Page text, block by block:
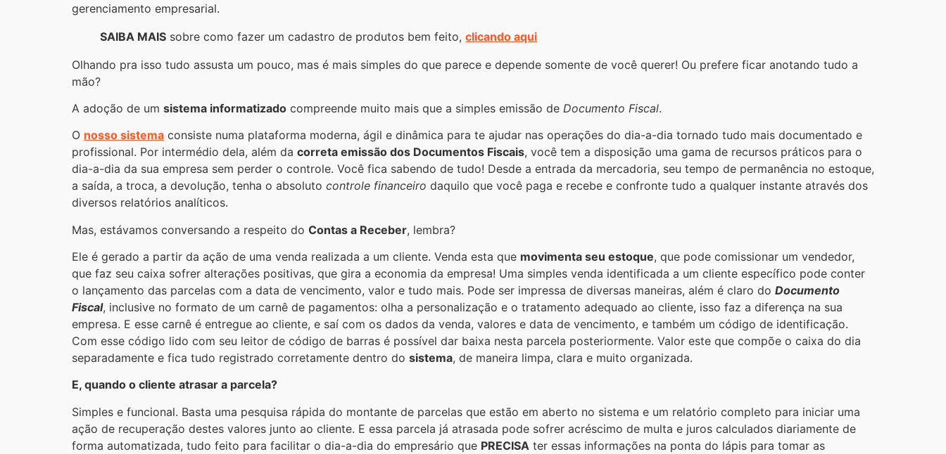
gerenciamento empresarial.
SAIBA MAIS sobre como fazer um cadastro de produtos bem feito, clicando aqui
Olhando pra isso tudo assusta um pouco, mas é mais simples do que parece e depende somente de você querer! Ou prefere ficar anotando tudo a
mão?
A adoção de um sistema informatizado compreende muito mais que a simples emissão de Documento Fiscal.
O nosso sistema consiste numa plataforma moderna, ágil e dinâmica para te ajudar nas operações do dia-a-dia tornado tudo mais documentado e
profissional. Por intermédio dela, além da correta emissão dos Documentos Fiscais, você tem a disposição uma gama de recursos práticos para o
dia-a-dia da sua empresa sem perder o controle. Você fica sabendo de tudo! Desde a entrada da mercadoria, seu tempo de permanência no estoque,
a saída, a troca, a devolução, tenha o absoluto controle financeiro daquilo que você paga e recebe e confronte tudo a qualquer instante através dos
diversos relatórios analíticos.
Mas, estávamos conversando a respeito do Contas a Receber, lembra?
Ele é gerado a partir da ação de uma venda realizada a um cliente. Venda esta que movimenta seu estoque, que pode comissionar um vendedor,
que faz seu caixa sofrer alterações positivas, que gira a economia da empresa! Uma simples venda identificada a um cliente específico pode conter
o lançamento das parcelas com a data de vencimento, valor e tudo mais. Pode ser impressa de diversas maneiras, além é claro do Documento
Fiscal, inclusive no formato de um carnê de pagamentos: olha a personalização e o tratamento adequado ao cliente, isso faz a diferença na sua
empresa. E esse carnê é entregue ao cliente, e saí com os dados da venda, valores e data de vencimento, e também um código de identificação.
Com esse código lido com seu leitor de código de barras é possível dar baixa nesta parcela posteriormente. Valor este que compõe o caixa do dia
separadamente e fica tudo registrado corretamente dentro do sistema, de maneira limpa, clara e muito organizada.
E, quando o cliente atrasar a parcela?
Simples e funcional. Basta uma pesquisa rápida do montante de parcelas que estão em aberto no sistema e um relatório completo para iniciar uma
ação de recuperação destes valores junto ao cliente. E essa parcela já atrasada pode sofrer acréscimo de multa e juros calculados diariamente de
forma automatizada, tudo feito para facilitar o dia-a-dia do empresário que PRECISA ter essas informações na ponta do lápis para tomar as